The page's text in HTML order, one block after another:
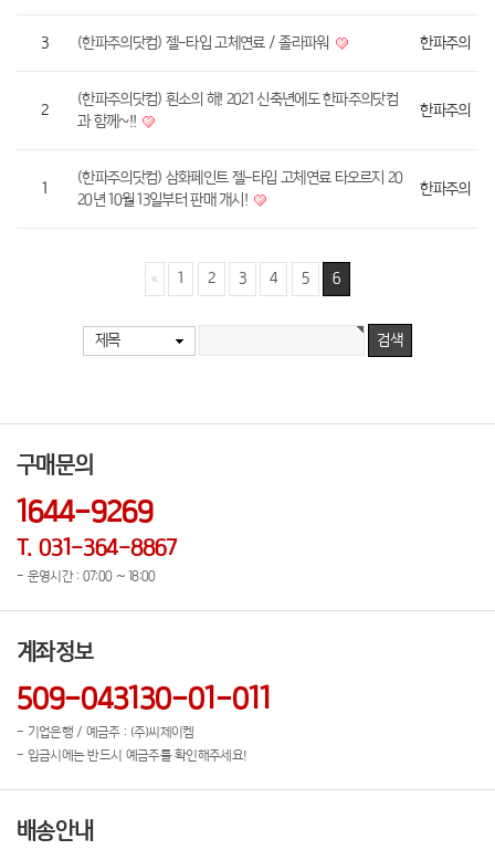
3 (한파주의닷컴) 젤-타입 고체연료 / 졸라파워 한파주의
2
(한파주의닷컴) 흰소의 해! 2021 신축년에도 한파주의닷컴
과 함께~!!
한파주의
1
(한파주의닷컴) 삼화페인트 젤-타입 고체연료 타오르지 20
20년 10월 13일부터 판매 개시!
한파주의
1 2 3 4 5 6
제목
구매문의
1644-9269
T. 031-364-8867
- 운영시간 : 07:00 ~ 18:00
계좌정보
509-043130-01-011
- 기업은행 / 예금주 : (주)씨제이켐
- 입금시에는 반드시 예금주를 확인해주세요!
배송안내